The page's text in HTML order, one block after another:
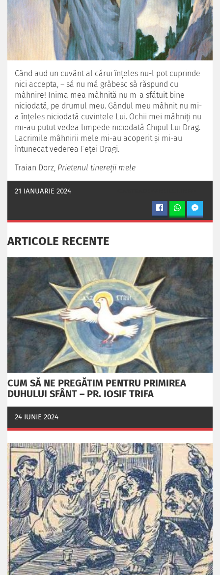
Când aud un cuvânt al cărui înţeles nu-l pot cuprinde
nici accepta, – să nu mă grăbesc să răspund cu
mâhnire! Inima mea mâhnită nu m-a sfătuit bine
niciodată, pe drumul meu. Gândul meu mâhnit nu mi-
a înţeles niciodată cuvintele Lui. Ochii mei mâhniţi nu
mi-au putut vedea limpede niciodată Chipul Lui Drag.
Lacrimile mâhnirii mele mi-au acoperit şi mi-au
întunecat vederea Feţei Dragi.
Traian Dorz, Prietenul tinereţii mele
21 IANUARIE 2024
ARTICOLE RECENTE
CUM SĂ NE PREGĂTIM PENTRU PRIMIREA
DUHULUI SFÂNT – PR. IOSIF TRIFA
24 IUNIE 2024